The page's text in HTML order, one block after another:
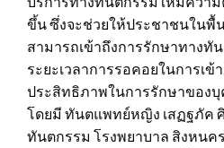
ขึ้น ซึ่งจะช่วยให้ประชาชนในพื้
สามารถเข้าถึงการรักษาทางทั
ระยะเวลาการรอคอยในการเข้
ประสิทธิภาพในการรักษาของ
โดยมี ทันตแพทย์หญิง เสฏฐภัค
ทันตกรรม โรงพยาบาล สิงหนค